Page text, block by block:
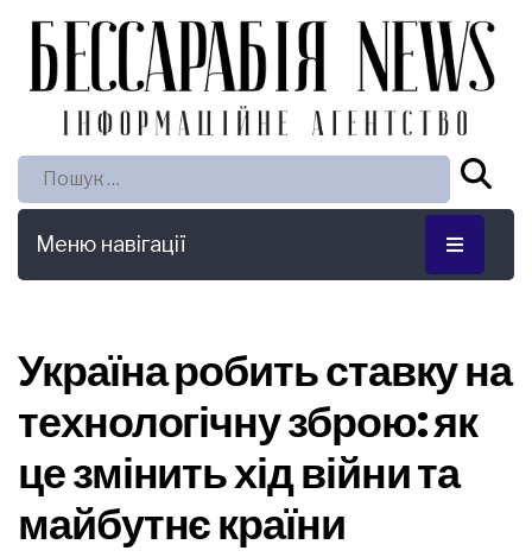
Пошук:
Меню навігації
Україна робить ставку на
технологічну зброю: як
це змінить хід війни та
майбутнє країни